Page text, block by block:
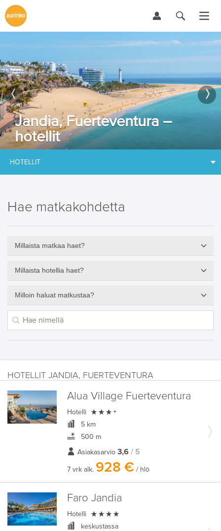
Jandia, Fuerteventura –
hotellit
HOTELLIT
Hae matkakohdetta
Millaista matkaa haet?
Millaista hotellia haet?
Milloin haluat matkustaa?
HOTELLIT JANDIA, FUERTEVENTURA
Alua Village Fuerteventura
Hotelli  +
5 km
500 m
Asiakasarvio 3,6 / 5
7 vrk alk. 928 € / hlö
Faro Jandia
Hotelli 
keskustassa